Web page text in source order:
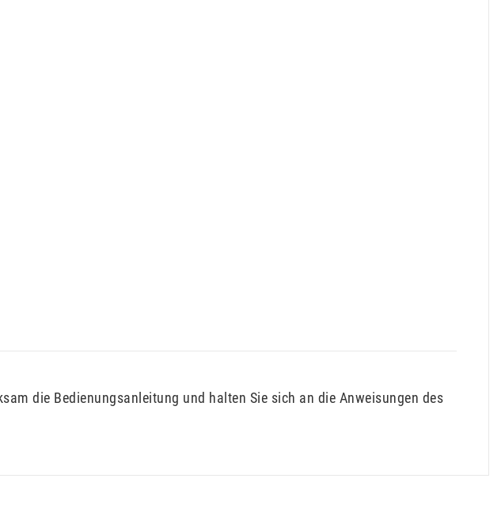
die Bedienungsanleitung und halten Sie sich an die Anweisungen des